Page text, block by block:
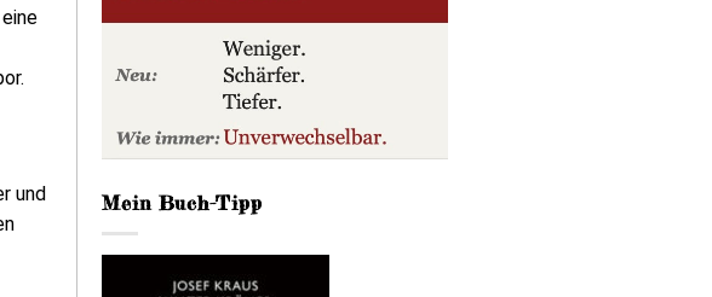
und
Mein Buch-Tipp